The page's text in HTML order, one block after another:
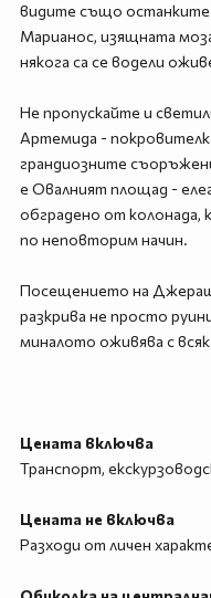
видите също останките
Марианос, изящната
някога са се водели
Не пропускайте и
Артемида -
грандиозните
е Овалният площад -
обградено от колонада,
по неповторим начин.
Посещението на Джераш
разкрива не просто
миналото оживява с
Цената включва
Транспорт,
Цената не включва
Разходи от личен